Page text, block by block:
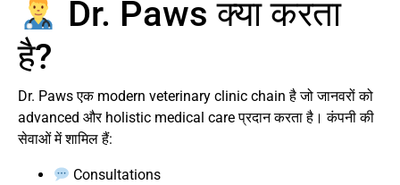
Dr. Paws क्या करता
है?
Dr. Paws एक modern veterinary clinic chain है जो जानवरों को
advanced और holistic medical care प्रदान करता है। कंपनी की
सेवाओं में शामिल हैं:
Consultations